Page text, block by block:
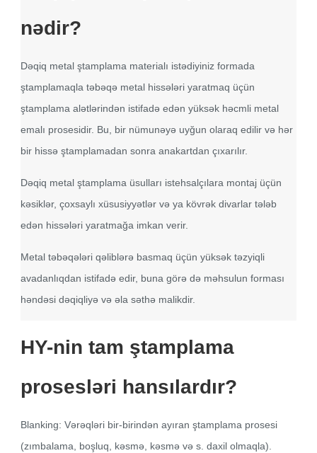
nədir?
Dəqiq metal ştamplama materialı istədiyiniz formada
ştamplamaqla təbəqə metal hissələri yaratmaq üçün
ştamplama alətlərindən istifadə edən yüksək həcmli metal
emalı prosesidir. Bu, bir nümunəyə uyğun olaraq edilir və hər
bir hissə ştamplamadan sonra anakartdan çıxarılır.
Dəqiq metal ştamplama üsulları istehsalçılara montaj üçün
kəsiklər, çoxsaylı xüsusiyyətlər və ya kövrək divarlar tələb
edən hissələri yaratmağa imkan verir.
Metal təbəqələri qəliblərə basmaq üçün yüksək təzyiqli
avadanlıqdan istifadə edir, buna görə də məhsulun forması
həndəsi dəqiqliyə və əla səthə malikdir.
HY-nin tam ştamplama
prosesləri hansılardır?
Blanking: Vərəqləri bir-birindən ayıran ştamplama prosesi
(zımbalama, boşluq, kəsmə, kəsmə və s. daxil olmaqla).